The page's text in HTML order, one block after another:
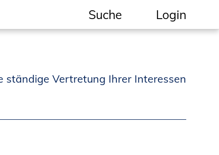
Suche
Informationen für
Login
ständige Vertretung Ihrer Interessen